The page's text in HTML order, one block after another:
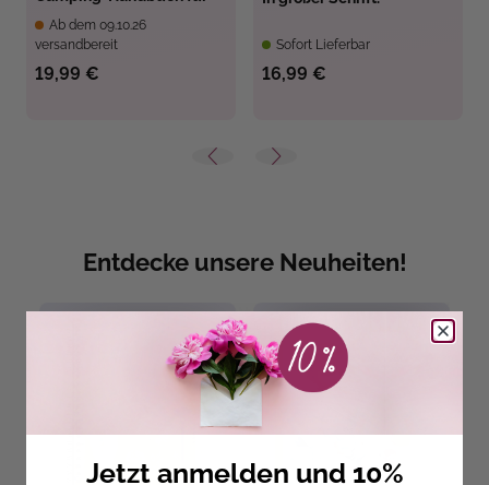
Ab dem 09.10.26
versandbereit
19,99 €
Sofort Lieferbar
16,99 €
Entdecke unsere Neuheiten!
Jetzt anmelden und 10%